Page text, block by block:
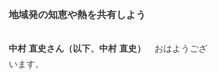
地域発の知恵や熱を共有しよう
中村 直史さん（以下、中村 直史）
おはようござ
います。